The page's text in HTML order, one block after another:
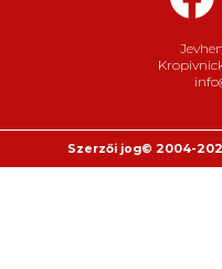
Szerzői jog© 2004-